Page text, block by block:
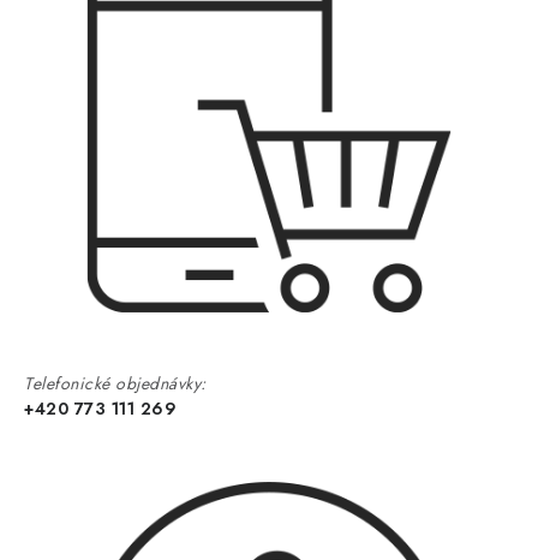
Telefonické objednávky:
+420 773 111 269